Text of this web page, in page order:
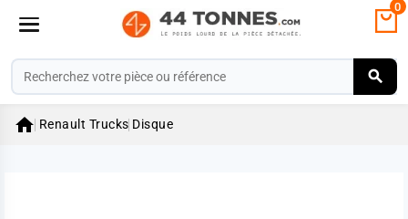
0
 Renault Trucks Disque